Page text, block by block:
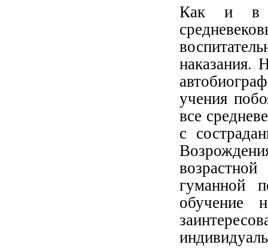
Как и в
наказания.
учения
все
с
гуманной
обучение